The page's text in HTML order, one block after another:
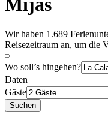
Wir haben 1.689
Reisezeitraum an, um die
Wo soll’s hingehen?
Daten
Gäste
Suchen